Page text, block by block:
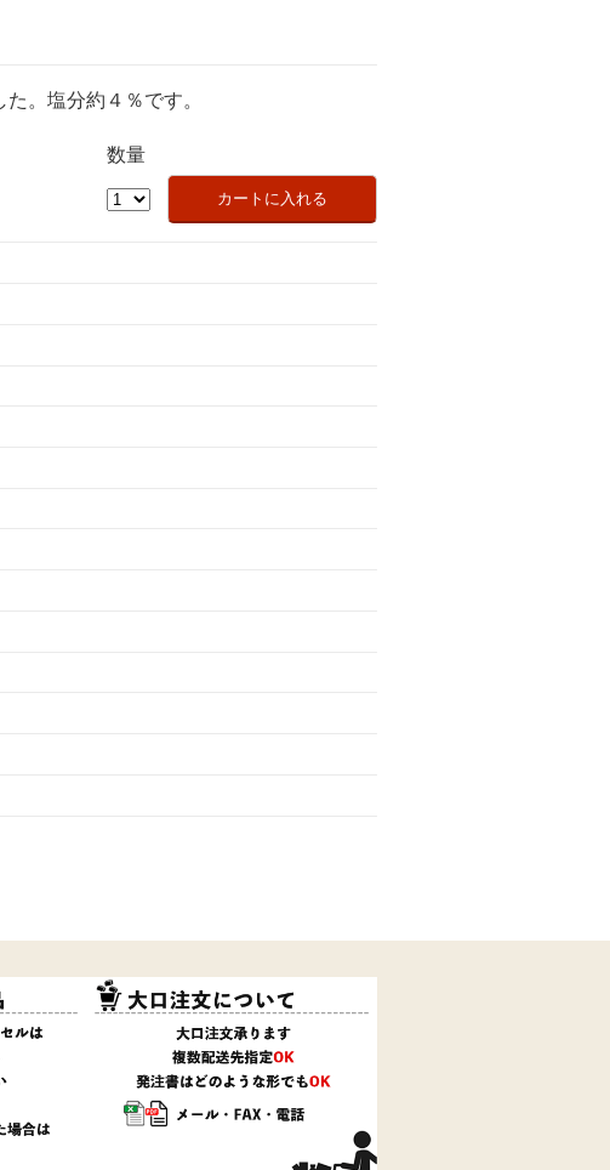
。塩分約４％です。
数量